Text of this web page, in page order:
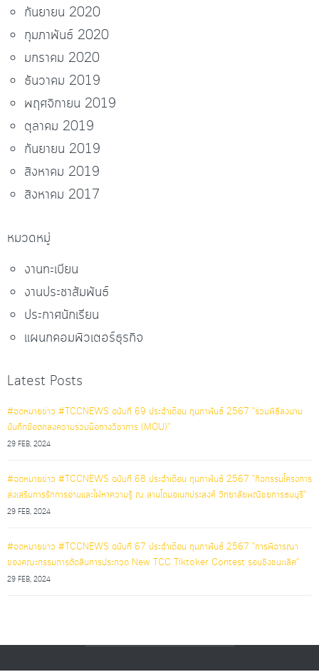
กันยายน 2020
กุมภาพันธ์ 2020
มกราคม 2020
ธันวาคม 2019
พฤศจิกายน 2019
ตุลาคม 2019
กันยายน 2019
สิงหาคม 2019
สิงหาคม 2017
หมวดหมู่
งานทะเบียน
งานประชาสัมพันธ์
ประกาศนักเรียน
แผนกคอมพิวเตอร์ธุรกิจ
Latest Posts
#จดหมายข่าว #TCCNEWS ฉบับที่ 69 ประจำเดือน กุมภาพันธ์ 2567 "ร่วมพิธีลงนาม
บันทึกข้อตกลงความร่วมมือทางวิชาการ (MOU)"
29 FEB, 2024
#จดหมายข่าว #TCCNEWS ฉบับที่ 68 ประจำเดือน กุมภาพันธ์ 2567 "กิจกรรมโครงการ
ส่งเสริมการรักการอ่านและใฝ่หาความรู้ ณ ลานโดมอเนกประสงค์ วิทยาลัยพณิชยการธนบุรี"
29 FEB, 2024
#จดหมายข่าว #TCCNEWS ฉบับที่ 67 ประจำเดือน กุมภาพันธ์ 2567 "การพิจารณา
ของคณะกรรมการตัดสินการประกวด New TCC Tiktoker Contest รอบชิงชนะเลิศ"
29 FEB, 2024